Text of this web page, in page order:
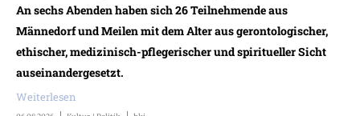
An sechs Abenden haben sich 26 Teilnehmende aus
Männedorf und Meilen mit dem Alter aus gerontologischer,
ethischer, medizinisch-pflegerischer und spiritueller Sicht
auseinandergesetzt.
Weiterlesen